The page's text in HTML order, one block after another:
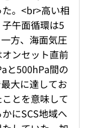
。<br>高い相
午面循環は5
方、海面気圧
ンセット直前
と500hPa間の
大に達してお
とを意味して
にSCS地域へ